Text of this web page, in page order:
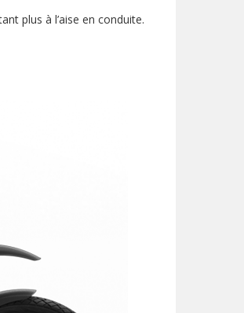
plus à l’aise en conduite.